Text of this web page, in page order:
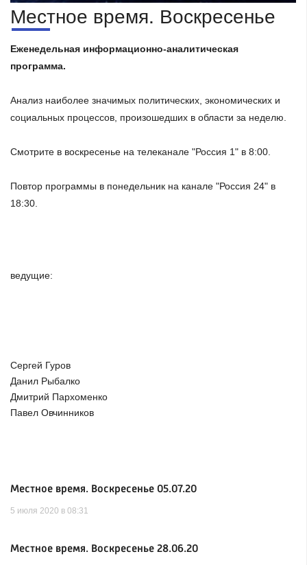
Местное время. Воскресенье
Еженедельная информационно-аналитическая
программа.
Анализ наиболее значимых политических, экономических и
социальных процессов, произошедших в области за неделю.
Смотрите в воскресенье на телеканале "Россия 1" в 8:00.
Повтор программы в понедельник на канале "Россия 24" в
18:30.
ведущие:
Сергей Гуров
Данил Рыбалко
Дмитрий Пархоменко
Павел Овчинников
Местное время. Воскресенье 05.07.20
5 июля 2020 в 08:31
Местное время. Воскресенье 28.06.20